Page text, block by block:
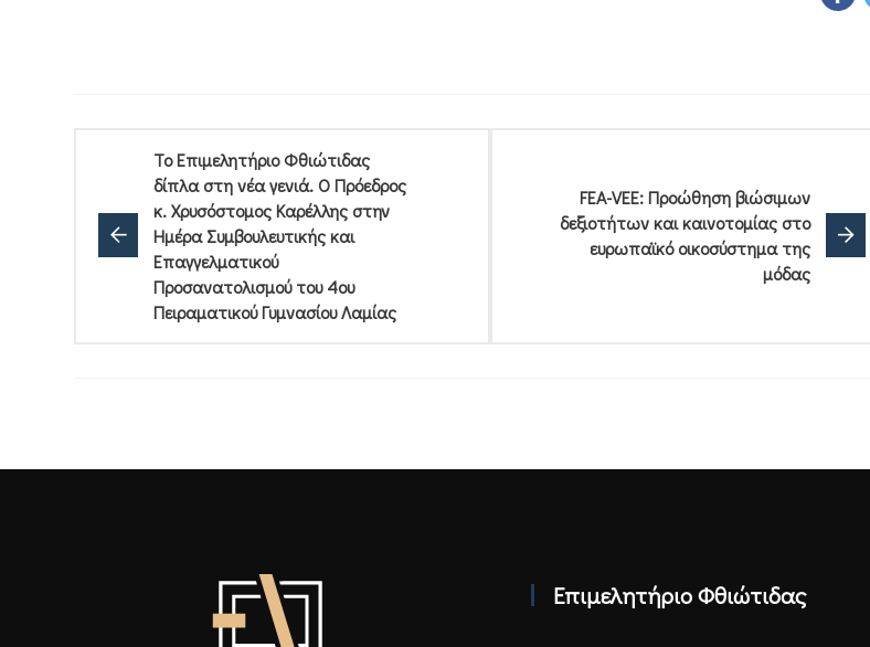
Το Επιμελητήριο Φθιώτιδας
δίπλα στη νέα γενιά. Ο Πρόεδρος
κ. Χρυσόστομος Καρέλλης στην
Ημέρα Συμβουλευτικής και
Επαγγελματικού
Προσανατολισμού του 4ου
Πειραματικού Γυμνασίου Λαμίας
FEA-VEE: Προώθηση βιώσιμων
δεξιοτήτων και καινοτομίας στο
ευρωπαϊκό οικοσύστημα της
μόδας
Επιμελητήριο Φθιώτιδας